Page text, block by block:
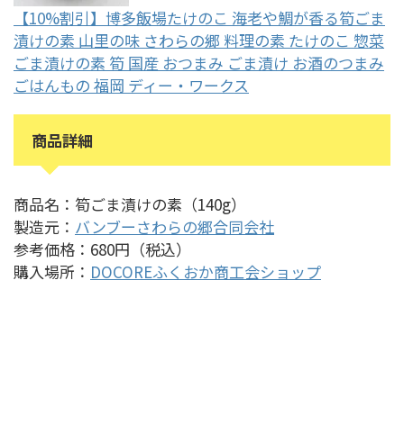
【10%割引】博多飯場たけのこ 海老や鯛が香る筍ごま
漬けの素 山里の味 さわらの郷 料理の素 たけのこ 惣菜
ごま漬けの素 筍 国産 おつまみ ごま漬け お酒のつまみ
ごはんもの 福岡 ディー・ワークス
商品詳細
商品名：筍ごま漬けの素（140g）
製造元： バンブーさわらの郷合同会社
参考価格：680円（税込）
購入場所： DOCOREふくおか商工会ショップ